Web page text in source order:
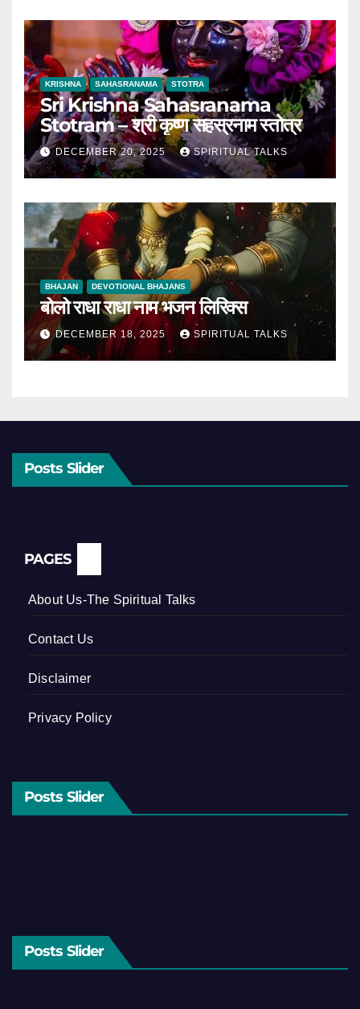
KRISHNA SAHASRANAMA STOTRA
Sri Krishna Sahasranama
Stotram – श्री कृष्ण सहस्रनाम स्तोत्र
DECEMBER 20, 2025 SPIRITUAL TALKS
BHAJAN DEVOTIONAL BHAJANS
बोलो राधा राधा नाम भजन लिरिक्स
DECEMBER 18, 2025 SPIRITUAL TALKS
Posts Slider
PAGES
About Us-The Spiritual Talks
Contact Us
Disclaimer
Privacy Policy
Posts Slider
Posts Slider